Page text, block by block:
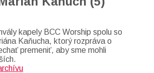
kapely BCC Worship spolu so
Kaňucha, ktorý rozpráva o
premeniť, aby sme mohli